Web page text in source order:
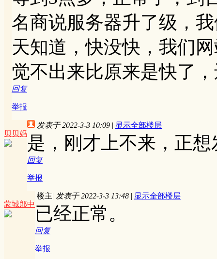
名商说服务器升了级，
天知道，快没快，我们
觉不出来比原来是快了
回复
举报
贝贝妈
发表于 2022-3-3 10:09 | 显示全部楼层
是，刚才上不来，正
回复
举报
蒙城郎中
楼主| 发表于 2022-3-3 13:48 | 显示全部楼层
已经正常。
回复
举报